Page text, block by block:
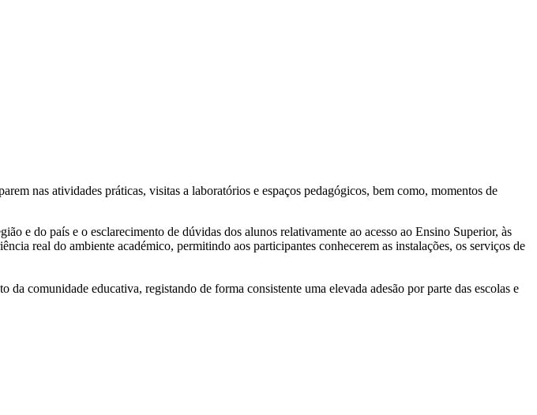
nas atividades práticas, visitas a laboratórios e espaços pedagógicos, bem como, momentos de
e do país e o esclarecimento de dúvidas dos alunos relativamente ao acesso ao Ensino Superior, às
real do ambiente académico, permitindo aos participantes conhecerem as instalações, os serviços de
comunidade educativa, registando de forma consistente uma elevada adesão por parte das escolas e